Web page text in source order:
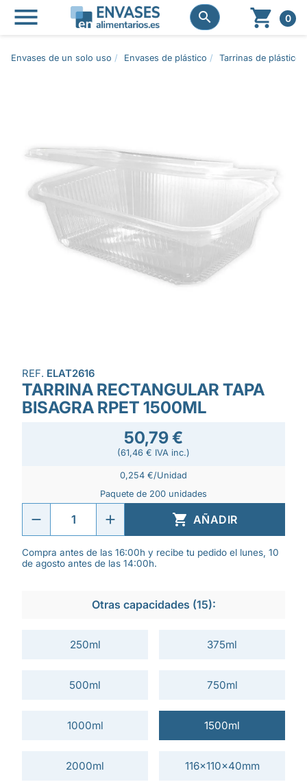
 
  0
Envases de un solo uso Envases de plástico Tarrinas de plástico
REF. ELAT2616
TARRINA RECTANGULAR TAPA
BISAGRA RPET 1500ML
50,79 €
(61,46 € IVA inc.)
0,254 €/Unidad
Paquete de 200 unidades
 AÑADIR
Compra antes de las 16:00h y recibe tu pedido el lunes, 10
de agosto antes de las 14:00h.
Otras capacidades (15):
250ml 375ml
500ml 750ml
1000ml 1500ml
2000ml 116x110x40mm